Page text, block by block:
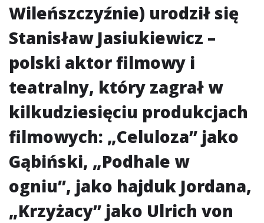
Wileńszczyźnie) urodził się
Stanisław Jasiukiewicz –
polski aktor filmowy i
teatralny, który zagrał w
kilkudziesięciu produkcjach
filmowych: „Celuloza” jako
Gąbiński, „Podhale w
ogniu”, jako hajduk Jordana,
„Krzyżacy” jako Ulrich von